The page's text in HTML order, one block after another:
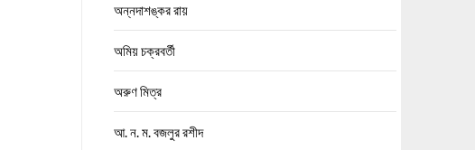
অন্নদাশঙ্কর রায়
অমিয় চক্রবর্তী
অরুণ মিত্র
আ. ন. ম. বজলুর রশীদ